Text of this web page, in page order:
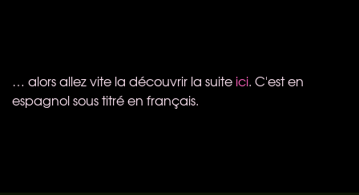
… alors allez vite la découvrir la suite ici. C'est en
espagnol sous titré en français.